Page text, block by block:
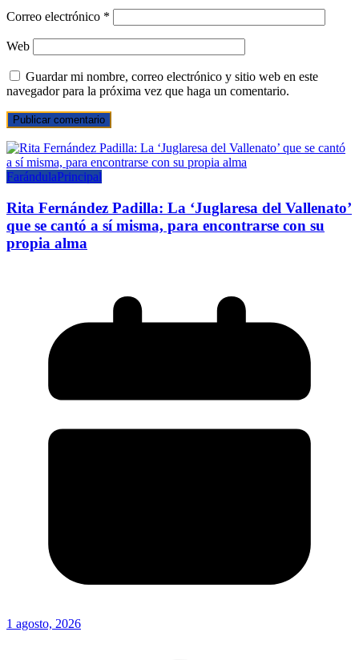
Correo electrónico *
Web
Guardar mi nombre, correo electrónico y sitio web en este
navegador para la próxima vez que haga un comentario.
FarándulaPrincipal
Rita Fernández Padilla: La ‘Juglaresa del Vallenato’
que se cantó a sí misma, para encontrarse con su
propia alma
1 agosto, 2026